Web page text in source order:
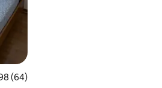
ー64件、5つ星中4.98つ星の平均評価
(64)